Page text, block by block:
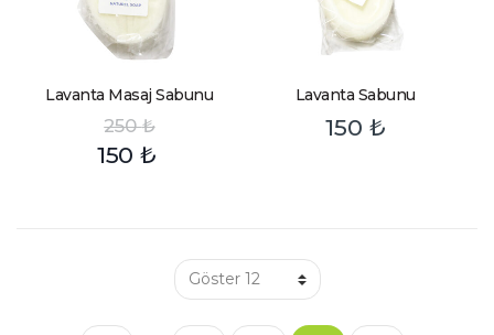
Lavanta Masaj Sabunu
250₺
150₺
Lavanta Sabunu
150 ₺